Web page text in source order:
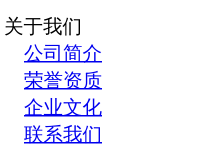
关于我们
公司简介
荣誉资质
企业文化
联系我们